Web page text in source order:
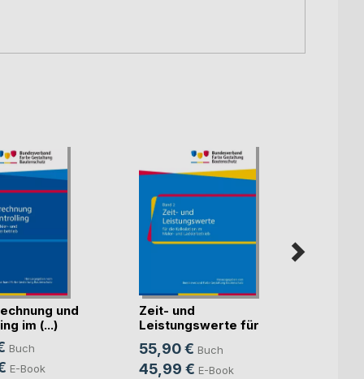
und
im (...)
Buch
E-Book
Zeit- und
Leistungswerte für
die K(...)
55,90 € Buch
45,99 € E-Book